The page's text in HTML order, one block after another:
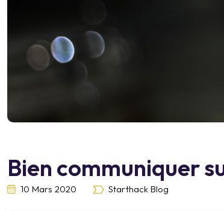
Bien communiquer
10 Mars 2020 Starthack Blog